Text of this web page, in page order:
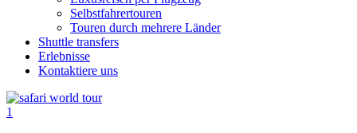
Selbstfahrertouren
Touren durch mehrere Länder
Shuttle transfers
Erlebnisse
Kontaktiere uns